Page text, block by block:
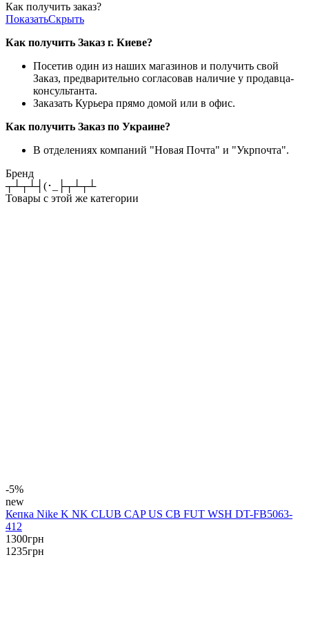
Как получить заказ?
ПоказатьСкрыть
Как получить Заказ г. Киеве?
Посетив один из наших магазинов и получить свой
Заказ, предварительно согласовав наличие у продавца-
консультанта.
Заказать Курьера прямо домой или в офис.
Как получить Заказ по Украине?
В отделениях компаний "Новая Почта" и "Укрпочта".
Бренд
┬┴┬┴┤(･_├┬┴┬┴
Товары с этой же категории
-5%
new
Кепка Nike K NK CLUB CAP US CB FUT WSH DT-FB5063-
412
1300грн
1235грн